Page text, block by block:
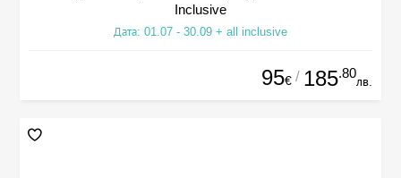
Inclusive
Дата: 01.07 - 30.09 + all inclusive
95€ / 185.80
лв.